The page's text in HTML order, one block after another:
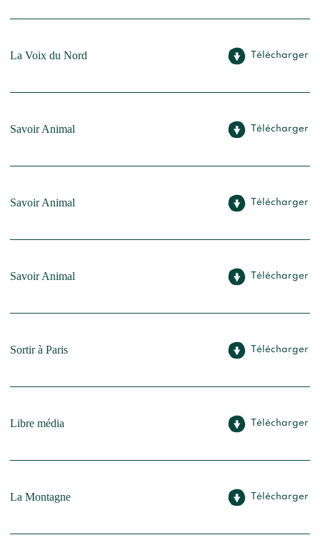
La Voix du Nord Télécharger
Savoir Animal Télécharger
Savoir Animal Télécharger
Savoir Animal Télécharger
Sortir à Paris Télécharger
Libre média Télécharger
La Montagne Télécharger